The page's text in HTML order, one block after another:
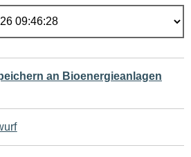
an Bioenergieanlagen